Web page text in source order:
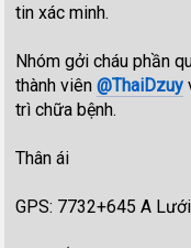
tin xác minh.
Nhóm gởi cháu phần
thành viên@ThaiDzuy
trì chữa bệnh.
Thân ái
GPS: 7732+645 A